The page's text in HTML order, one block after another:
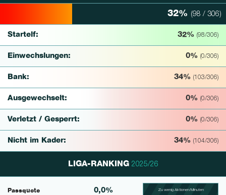
32% (98 / 306)
Startelf: 32% (98/306)
Einwechslungen: 0% (0/306)
Bank: 34% (103/306)
Ausgewechselt: 0% (0/306)
Verletzt / Gesperrt: 0% (0/306)
Nicht im Kader: 34% (104/306)
LIGA-RANKING 2025/26
Passquote 0,0% Zu wenig Aktionen/Minuten